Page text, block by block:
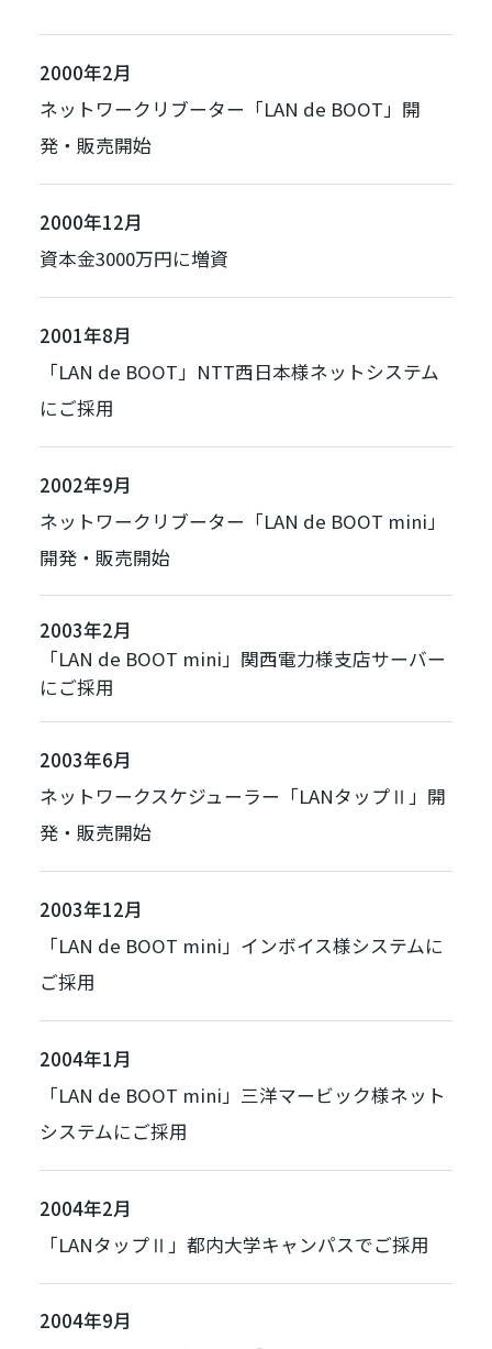
2000年2月
ネットワークリブーター「LAN de BOOT」開
発・販売開始
2000年12月
資本金3000万円に増資
2001年8月
「LAN de BOOT 」NTT西日本様ネットシステム
にご採用
2002年9月
ネットワークリブーター「LAN de BOOT mini 」
開発・販売開始
2003年2月
「LAN de BOOT mini」関西電力様支店サーバー
にご採用
2003年6月
ネットワークスケジューラー「LANタップⅡ 」開
発・販売開始
2003年12月
「LAN de BOOT mini」インボイス様システムに
ご採用
2004年1月
「LAN de BOOT mini」三洋マービック様ネット
システムにご採用
2004年2月
「LANタップⅡ 」都内大学キャンパスでご採用
2004年9月